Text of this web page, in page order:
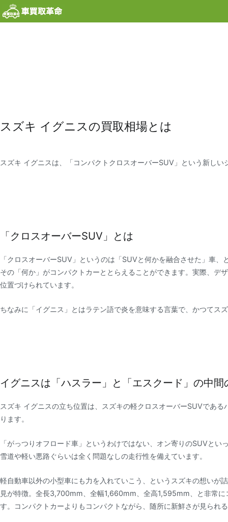
スズキ イグニスの買取相場とは
スズキ イグニスは、「コンパクトクロスオーバーSUV」という新し
「クロスオーバーSUV」とは
「クロスオーバーSUV」というのは「SUVと何かを融合させた」車
その「何か」がコンパクトカーととらえることができます。実際、デ
位置づけられています。
ちなみに「イグニス」とはラテン語で炎を意味する言葉で、かつてス
イグニスは「ハスラー」と「エスクード」の中間
スズキ イグニスの立ち位置は、スズキの軽クロスオーバーSUVであ
ります。
「がっつりオフロード車」というわけではない、オン寄りのSUVと
雪道や軽い悪路ぐらいは全く問題なしの走行性を備えています。
軽自動車以外の小型車にも力を入れていこう、というスズキの想いが
見が特徴。全長3,700mm、全幅1,660mm、全高1,595mm、と非常
す。コンパクトカーよりもコンパクトながら、随所に新鮮さが見られ